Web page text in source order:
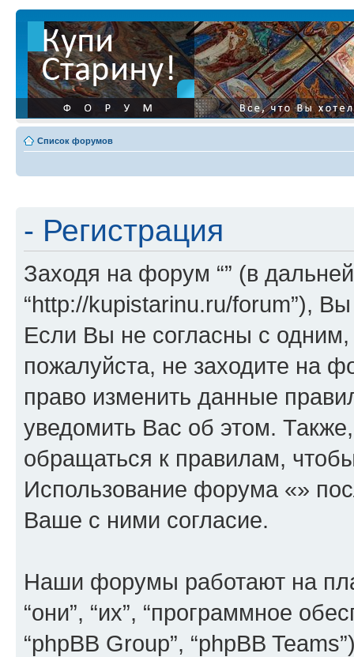
Список форумов
- Регистрация
Заходя на форум “” (в
“http://kupistarinu.ru/forum”),
Если Вы не согласны с
пожалуйста, не заходите на
право изменить данные
уведомить Вас об этом.
обращаться к правилам,
Использование форума «»
Ваше с ними согласие.
Наши форумы работают на
“они”, “их”, “программное
“phpBB Group”, “phpBB